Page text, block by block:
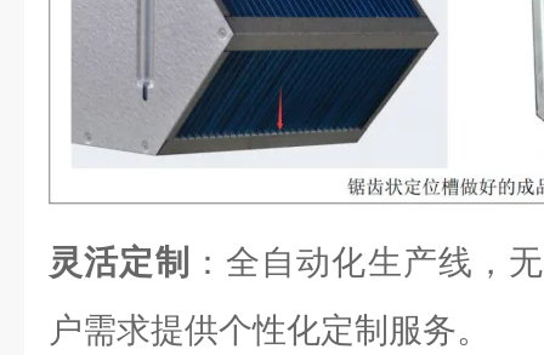
灵活定制
：全自动化生产线，
户需求提供个性化定制服务。